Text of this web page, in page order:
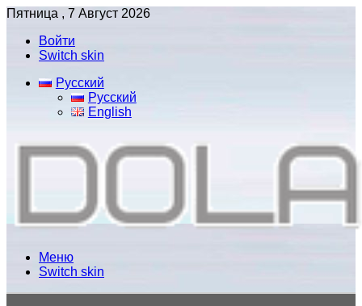
Пятница , 7 Август 2026
Войти
Switch skin
Русский
Русский
English
Меню
Switch skin